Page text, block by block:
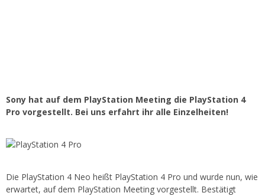
Sony hat auf dem PlayStation Meeting die PlayStation 4
Pro vorgestellt. Bei uns erfahrt ihr alle Einzelheiten!
Die PlayStation 4 Neo heißt PlayStation 4 Pro und wurde nun, wie
erwartet, auf dem PlayStation Meeting vorgestellt. Bestätigt